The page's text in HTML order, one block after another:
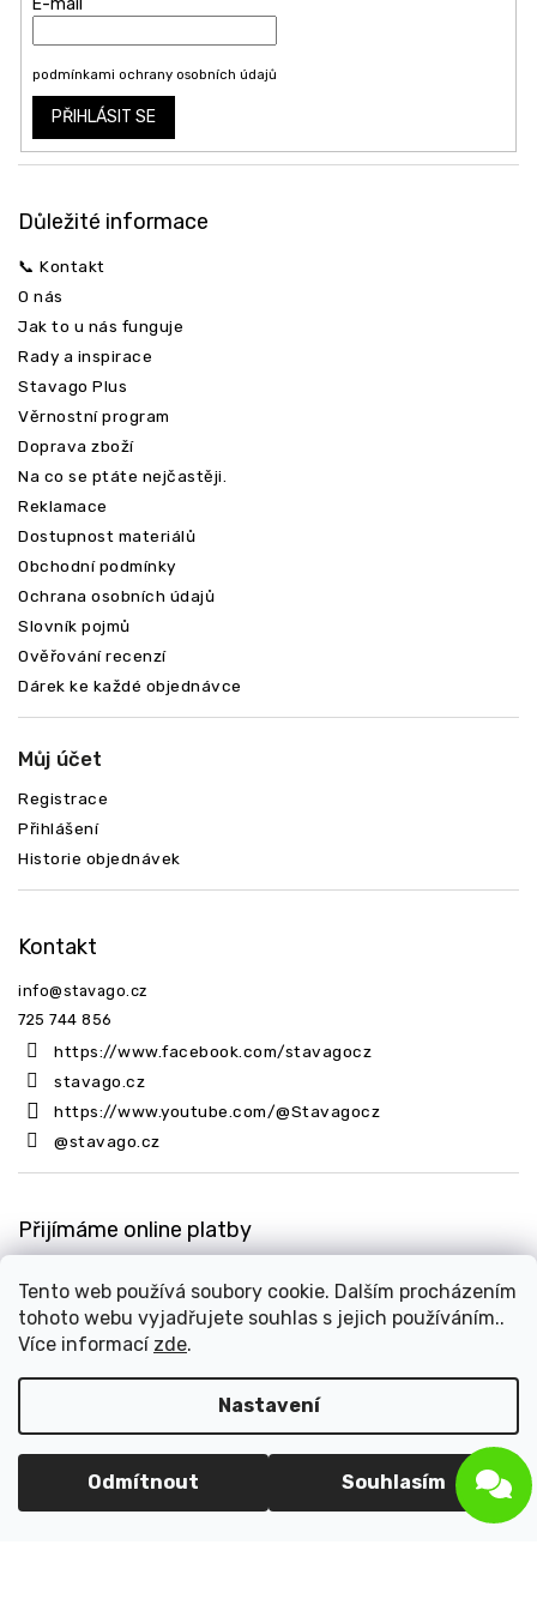
Tento web používá soubory cookie. Dalším procházením
tohoto webu vyjadřujete souhlas s jejich používáním..
Více informací zde.
Nastavení
Odmítnout Souhlasím
podmínkami ochrany osobních údajů
PŘIHLÁSIT SE
Důležité informace
📞 Kontakt
O nás
Jak to u nás funguje
Rady a inspirace
Stavago Plus
Věrnostní program
Doprava zboží
Na co se ptáte nejčastěji.
Reklamace
Dostupnost materiálů
Obchodní podmínky
Ochrana osobních údajů
Slovník pojmů
Ověřování recenzí
Dárek ke každé objednávce
Můj účet
Registrace
Přihlášení
Historie objednávek
Kontakt
info@stavago.cz
725 744 856
https://www.facebook.com/stavagocz
stavago.cz
https://www.youtube.com/@Stavagocz
@stavago.cz
Přijímáme online platby
Stavago.cz. Všechna práva vyhrazena.
Upravit nastavení cookies